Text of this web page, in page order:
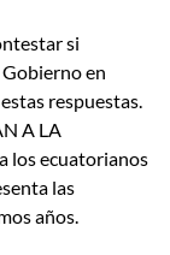
si
en
respuestas.
A LA
los ecuatorianos
las
años.